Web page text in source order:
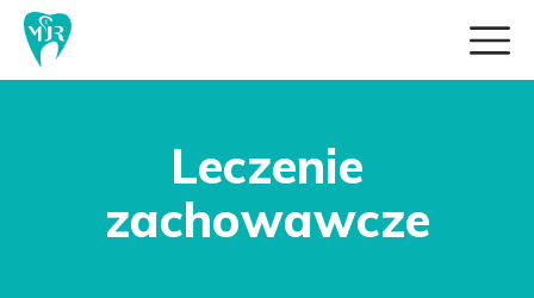
Leczenie
zachowawcze